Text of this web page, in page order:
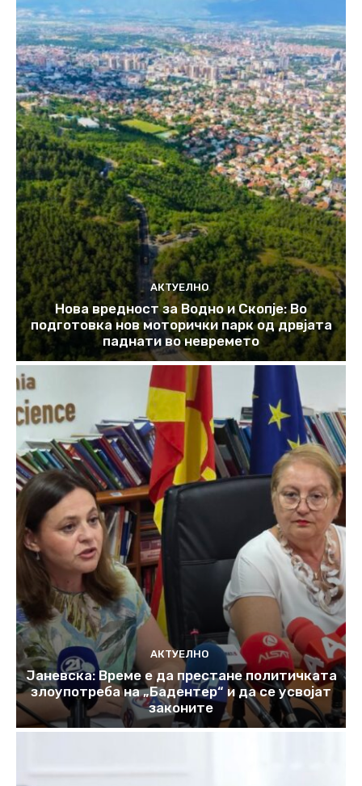
АКТУЕЛНО
Нова вредност за Водно и Скопје: Во
подготовка нов моторички парк од дрвјата
паднати во невремето
АКТУЕЛНО
Јаневска: Време е да престане политичката
злоупотреба на „Бадентер“ и да се усвојат
законите